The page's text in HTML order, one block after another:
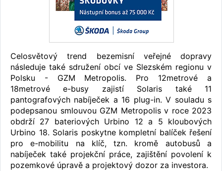
Celosvětový trend bezemisní veřejné dopravy
následuje také sdružení obcí ve Slezském regionu v
Polsku - GZM Metropolis. Pro 12metrové a
18metrové e-busy zajistí Solaris také 11
pantografových nabíječek a 16 plug-in. V souladu s
podepsanou smlouvou GZM Metropolis v roce 2023
obdrží 27 bateriových Urbino 12 a 5 kloubových
Urbino 18. Solaris poskytne kompletní balíček řešení
pro e-mobilitu na klíč, tzn. kromě autobusů a
nabíječek také projekční práce, zajištění povolení k
pozemkové úpravě a projektový dozor za investora.